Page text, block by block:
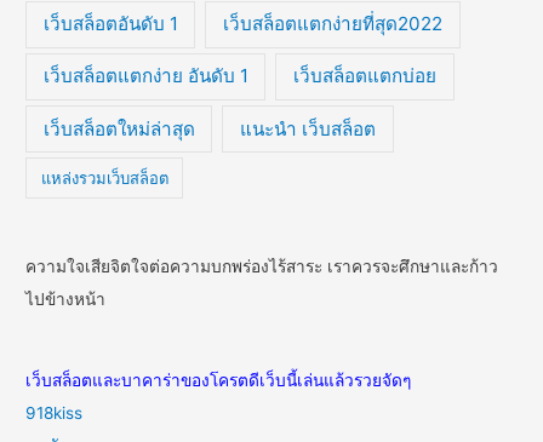
เว็บสล็อตอันดับ 1 เว็บสล็อตแตกง่ายที่สุด2022
เว็บสล็อตแตกง่าย อันดับ 1 เว็บสล็อตแตกบ่อย
เว็บสล็อตใหม่ล่าสุด แนะนำ เว็บสล็อต
แหล่งรวมเว็บสล็อต
ความใจเสียจิตใจต่อความบกพร่องไร้สาระ เราควรจะศึกษาและก้าว
ไปข้างหน้า
เว็บสล็อตและบาคาร่าของโครตดีเว็บนี้เล่นแล้วรวยจัดๆ
918kiss